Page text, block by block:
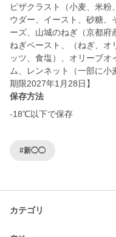
ピザクラスト（小麦、米
ウダー、イースト、砂糖、
ーズ、山城のねぎ（京都府
ねぎペースト、（ねぎ、オ
ッツ、食塩）、オリーブオ
ム、レンネット（一部に
期限2027年1月28日】
保存方法
-18℃以下で保存
#新◯◯
カテゴリ